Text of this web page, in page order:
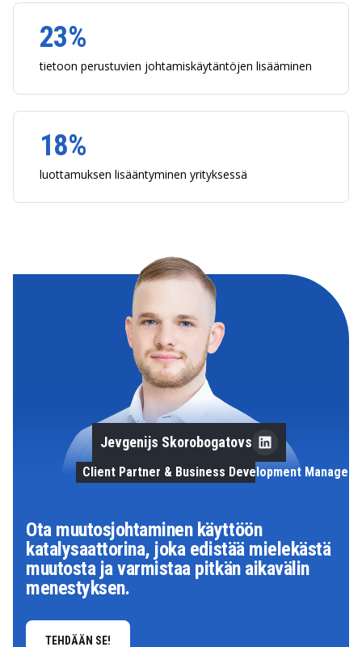
23%
tietoon perustuvien johtamiskäytäntöjen lisääminen
18%
luottamuksen lisääntyminen yrityksessä
Ota muutosjohtaminen käyttöön
katalysaattorina, joka edistää mielekästä
muutosta ja varmistaa pitkän aikavälin
menestyksen.
TEHDÄÄN SE!
Jevgenijs Skorobogatovs
Client Partner & Business Development Manager